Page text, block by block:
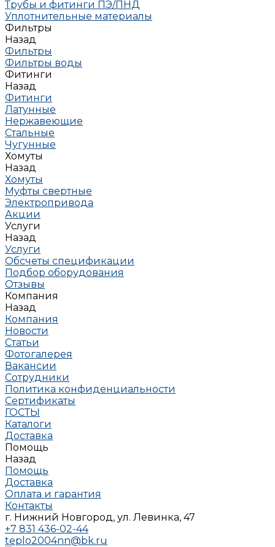
Трубы и фитинги ПЭ/ПНД
Уплотнительные материалы
Фильтры
Назад
Фильтры
Фильтры воды
Фитинги
Назад
Фитинги
Латунные
Нержавеющие
Стальные
Чугунные
Хомуты
Назад
Хомуты
Муфты свертные
Электропривода
Акции
Услуги
Назад
Услуги
Обсчеты спецификации
Подбор оборудования
Отзывы
Компания
Назад
Компания
Новости
Статьи
Фотогалерея
Вакансии
Сотрудники
Политика конфиденциальности
Сертификаты
ГОСТЫ
Каталоги
Доставка
Помощь
Назад
Помощь
Доставка
Оплата и гарантия
Контакты
г. Нижний Новгород, ул. Левинка, 47
+7 831 436-02-44
teplo2004nn@bk.ru